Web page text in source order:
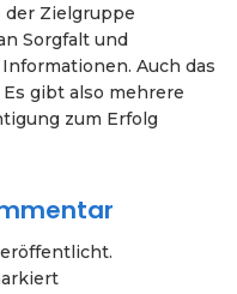
Zielgruppe
Sorgfalt und
Auch das
gibt also mehrere
zum Erfolg